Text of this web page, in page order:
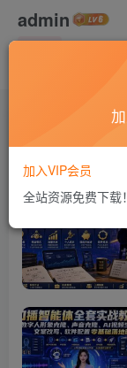
admin
管理员
收
发布 16132
加入VIP会员
全站资源免费下